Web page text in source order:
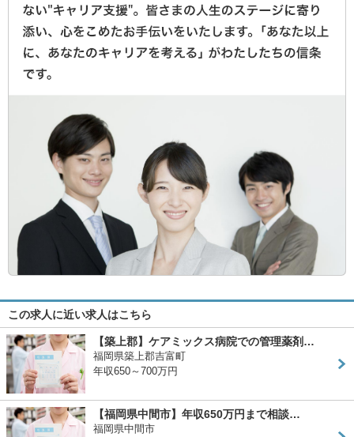
この求人に近い求人はこちら
【築上郡】ケアミックス病院での管理薬剤…
福岡県築上郡吉富町
年収650～700万円
【福岡県中間市】年収650万円まで相談…
福岡県中間市